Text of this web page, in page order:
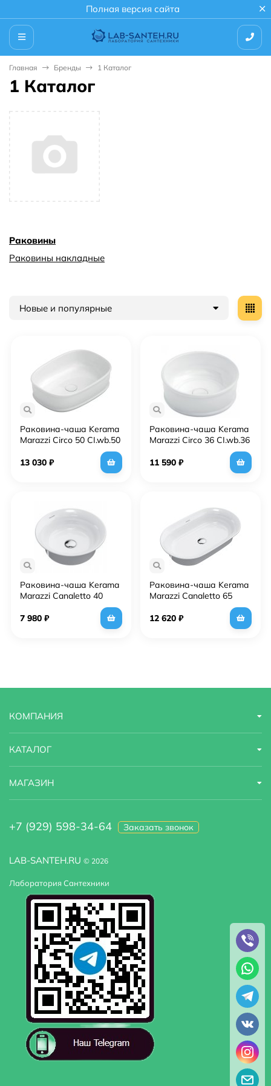
Полная версия сайта
Главная Бренды 1 Каталог
1 Каталог
Раковины
Раковины накладные
Новые и популярные
Раковина-чаша Kerama
Marazzi Circo 50 CI.wb.50
13 030 ₽
Раковина-чаша Kerama
Marazzi Circo 36 CI.wb.36
11 590 ₽
Раковина-чаша Kerama
Marazzi Canaletto 40
глянцевая
7 980 ₽
Раковина-чаша Kerama
Marazzi Canaletto 65
глянцевая
12 620 ₽
LAB-SANTEH.RU © 2026
Лаборатория Сантехники
КОМПАНИЯ
КАТАЛОГ
МАГАЗИН
+7 (929) 598-34-64 Заказать звонок